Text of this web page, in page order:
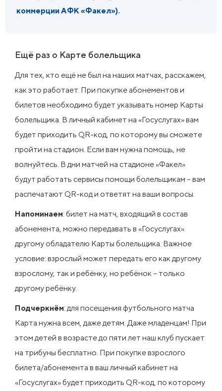
коммерции АФК «Факел»).
Ещё раз о Карте болельщика
Для тех, кто ещё не был на наших матчах, расскажем,
как это работает. При покупке абонементов и
билетов необходимо будет указывать номер Карты
болельщика. В личный кабинет на «Госуслугах» вам
будет приходить QR-код, по которому вы сможете
пройти на стадион. Если вам нужна помощь, не
волнуйтесь. В дни матчей на стадионе «Факел»
будут работать сервисы помощи болельщикам – вам
распечатают QR-код и ответят на ваши вопросы.
Напоминаем: билет на матч, входящий в состав
абонемента, можно передавать в «Госуслугах»
другому обладателю Карты болельщика. Важное
условие: взрослый может передать его как другому
взрослому, так и ребёнку, но ребёнок – только
другому ребёнку.
Подчеркнём: для посещения футбольного матча
Карта нужна всем, даже детям. Даже младенцам! При
этом детей в возрасте до пяти лет наш клуб пускает
на трибуны бесплатно. При покупке взрослого
билета/абонемента в ваш личный кабинет на
«Госуслугах» будет приходить QR-код, по которому